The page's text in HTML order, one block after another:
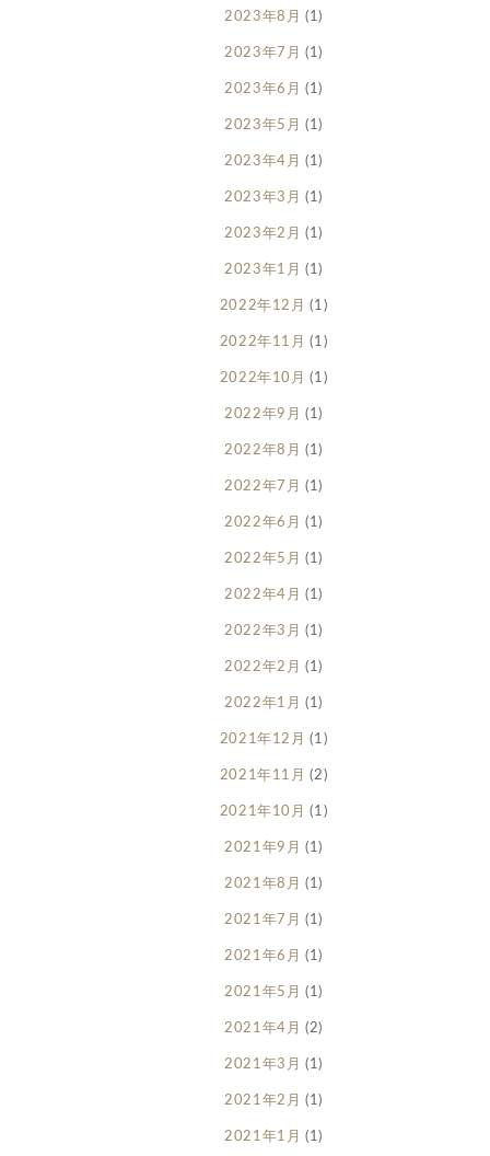
2023年8月 (1)
2023年7月 (1)
2023年6月 (1)
2023年5月 (1)
2023年4月 (1)
2023年3月 (1)
2023年2月 (1)
2023年1月 (1)
2022年12月 (1)
2022年11月 (1)
2022年10月 (1)
2022年9月 (1)
2022年8月 (1)
2022年7月 (1)
2022年6月 (1)
2022年5月 (1)
2022年4月 (1)
2022年3月 (1)
2022年2月 (1)
2022年1月 (1)
2021年12月 (1)
2021年11月 (2)
2021年10月 (1)
2021年9月 (1)
2021年8月 (1)
2021年7月 (1)
2021年6月 (1)
2021年5月 (1)
2021年4月 (2)
2021年3月 (1)
2021年2月 (1)
2021年1月 (1)